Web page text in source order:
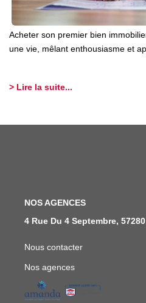
Acheter son premier bien
une vie, mêlant enthousiasme et
> Lire la suite...
NOS AGENCES
4 Rue Du 4 Septembre,
Nous contacter
Nos agences